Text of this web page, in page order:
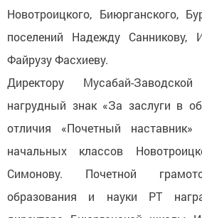
Новотроицкого, Биюрганского,
поселений Надежду
Файрузу Фасхиеву.
Директору Мусабай-
нагрудный знак «За заслуги в
отличия «Почетный наставник»
начальных классов
Симонову. Почетной
образования и науки РТ